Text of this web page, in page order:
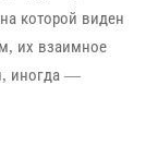
которой виден
их взаимное
иногда —